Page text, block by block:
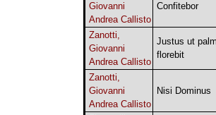
Giovanni
Andrea Callisto
Confitebor
Zanotti,
Giovanni
Andrea Callisto
Justus ut
florebit
Zanotti,
Giovanni
Andrea Callisto
Nisi Dominus